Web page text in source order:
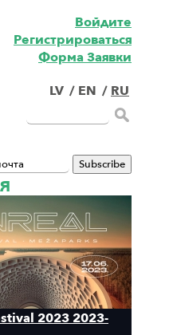
Войдите
Pегистрироваться
Форма Заявки
LV / EN / RU
2023 2023-